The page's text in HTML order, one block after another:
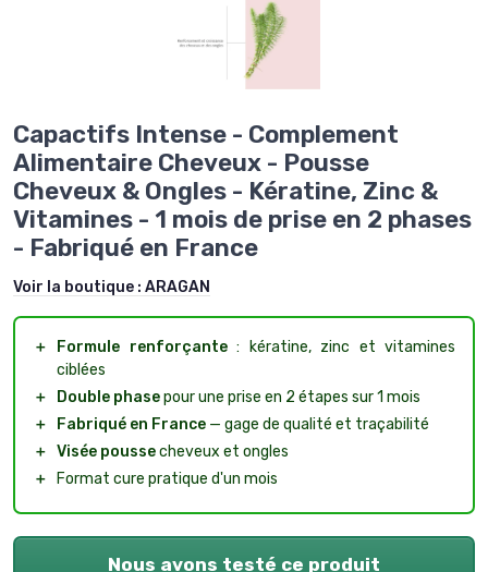
Capactifs Intense - Complement
Alimentaire Cheveux - Pousse
Cheveux & Ongles - Kératine, Zinc &
Vitamines - 1 mois de prise en 2 phases
- Fabriqué en France
Voir la boutique : ARAGAN
＋ Formule renforçante: kératine, zinc et vitamines
ciblées
＋
Double phasepour une prise en 2 étapes sur 1 mois
＋
Fabriqué en France — gage de qualité et traçabilité
＋ Visée poussecheveux et ongles
＋
Format cure pratique d'un mois
Nous avons testé ce produit